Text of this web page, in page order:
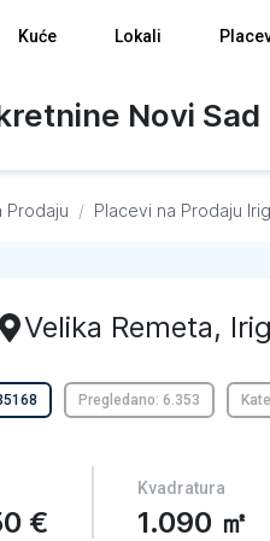
Kuće Lokali
Novi Sad
Prodaju / Placevi na Prodaju Irig
Velika Remeta, Irig
Pregledano: 6.353
€
Kvadratura
1.090 ㎡